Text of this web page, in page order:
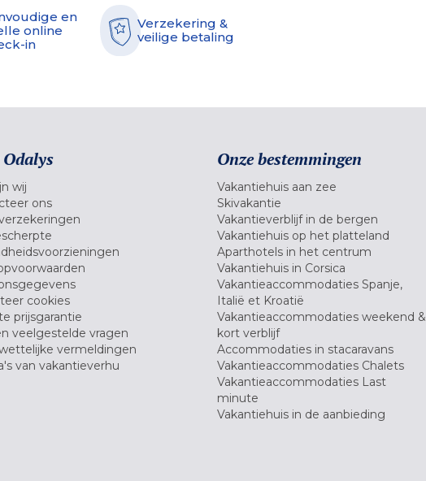
en
online
in
Verzekering &
veilige betaling
wij
ons
cookies
prijsgarantie
veelgestelde vragen
vermeldingen
van vakantieverhu
Onze bestemmingen
Vakantiehuis aan zee
Skivakantie
Vakantieverblijf in de bergen
Vakantiehuis op het platteland
Aparthotels in het centrum
Vakantiehuis in Corsica
Vakantieaccommodaties Spanje,
Italië et Kroatië
Vakantieaccommodaties weekend &
kort verblijf
Accommodaties in stacaravans
Vakantieaccommodaties Chalets
Vakantieaccommodaties Last
minute
Vakantiehuis in de aanbieding